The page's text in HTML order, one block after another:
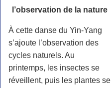
l’observation de la nature
À cette danse du Yin-Yang
s’ajoute l’observation des
cycles naturels. Au
printemps, les insectes se
réveillent, puis les plantes se